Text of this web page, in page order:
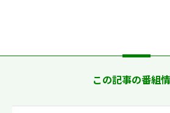
この記事の番組